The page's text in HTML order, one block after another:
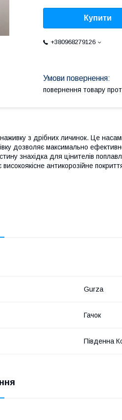
Купити
+380968279126
повернення товару
наживку з дрібних личинок. Це
дозволяє максимально
знахідка для цінителів
високоякісне антикорозійне
Gurza
Гачок
Південна